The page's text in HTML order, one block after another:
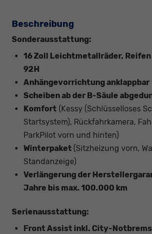
Beschreibung
Sonderausstattung:
16 Zoll Leichtmetallräder,
92H
Anhängevorrichtung anklappbar
Scheiben ab der B-Säule
Komfort (Kessy (Schlüsselloses
Startsystem), Rückfahrkamera,
ParkPilot vorn und hinten)
Winterpaket (Sitzheizung vorn,
Standanzeige)
Verlängerung der
Jahre bis max. 100.000 km
Serienausstattung:
Front Assist inkl. City-